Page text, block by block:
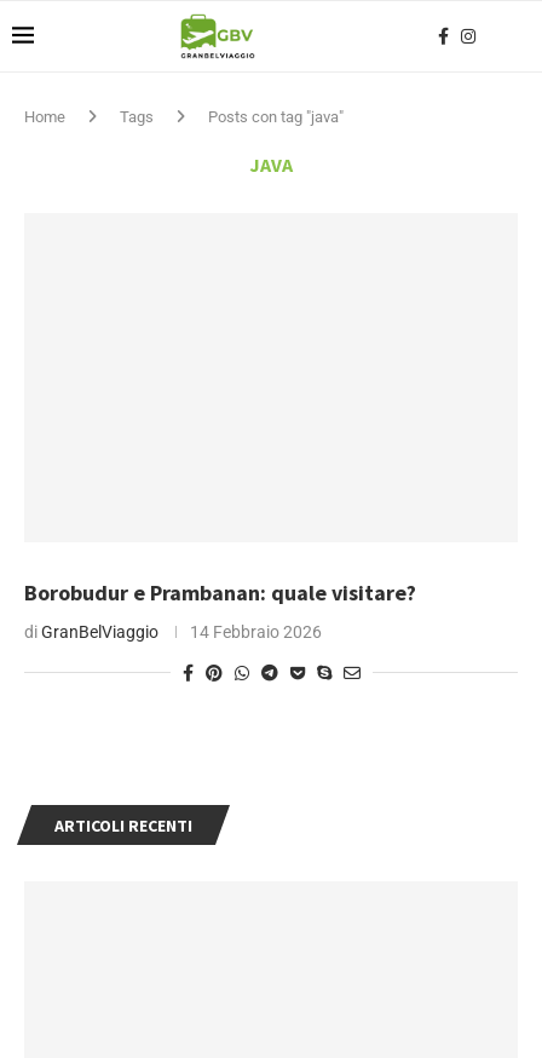
Home Tags Posts con tag "java"
JAVA
Borobudur e Prambanan: quale visitare?
diGranBelViaggio 14 Febbraio 2026
ARTICOLI RECENTI